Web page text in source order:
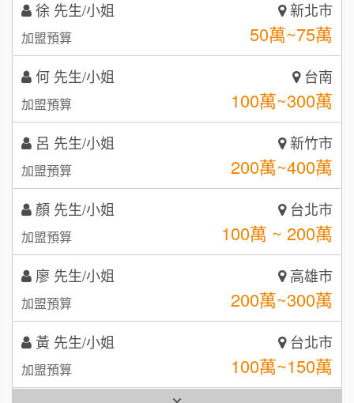
潮鍋癮
咖啡LOOK
6 鼎威維修
7 88thai發發泰-泰式飯行家
呷尚寶
SHARE TEA歇腳亭
TEA TOP台灣第一味
何 先生/小姐 台南
加盟預算 100萬~300萬
呂 先生/小姐 新竹市
加盟預算 200萬~400萬
顏 先生/小姐 台北市
加盟預算 100萬 ~ 200萬
廖 先生/小姐 高雄市
加盟預算 200萬~300萬
黃 先生/小姐 台北市
加盟預算 100萬~150萬
林 先生/小姐 屏東縣
加盟預算 100萬 ~ 200萬
【曉妍美妝】誠徵行政櫃檯
自助洗衣店誠徵代洗收送人員(台中市)
MUSHEN徵SPA美容芳療師
日十。早午食加盟說明會
拾鑶火鍋加盟說明會
全家加盟說明會
台灣G湯加盟說明會